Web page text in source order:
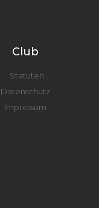
Club
Statuten
Datenschutz
Impressum